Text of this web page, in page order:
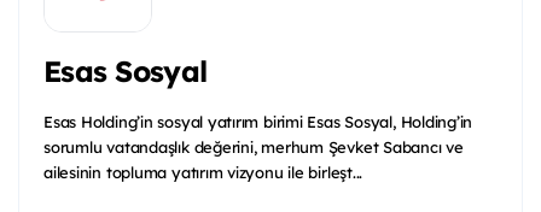
Esas Sosyal
Esas Holding’in sosyal yatırım birimi Esas Sosyal, Holding’in
sorumlu vatandaşlık değerini, merhum Şevket Sabancı ve
ailesinin topluma yatırım vizyonu ile birleşt...